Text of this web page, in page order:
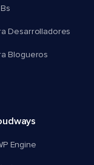
Desarrolladores
Blogueros
Engine